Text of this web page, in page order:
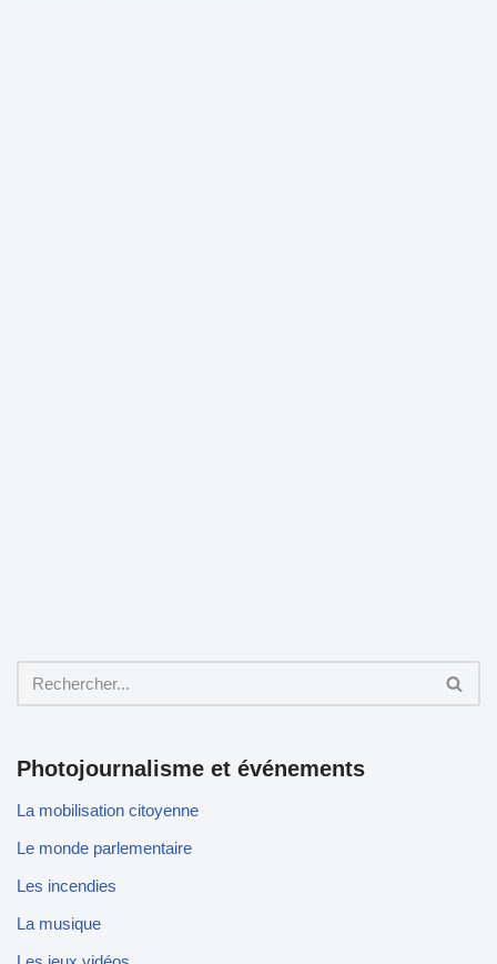
Photojournalisme et événements
La mobilisation citoyenne
Le monde parlementaire
Les incendies
La musique